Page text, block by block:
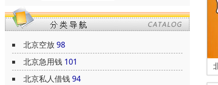
北京空放98
北京急用钱 101
北京私人借钱94